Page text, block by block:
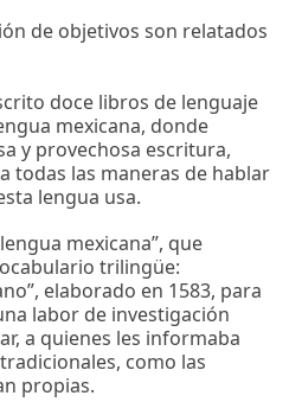
de objetivos son relatados
doce libros de lenguaje
mexicana, donde
y provechosa escritura,
todas las maneras de hablar
lengua usa.
mexicana”, que
trilingüe:
elaborado en 1583, para
labor de investigación
a quienes les informaba
como las
propias.